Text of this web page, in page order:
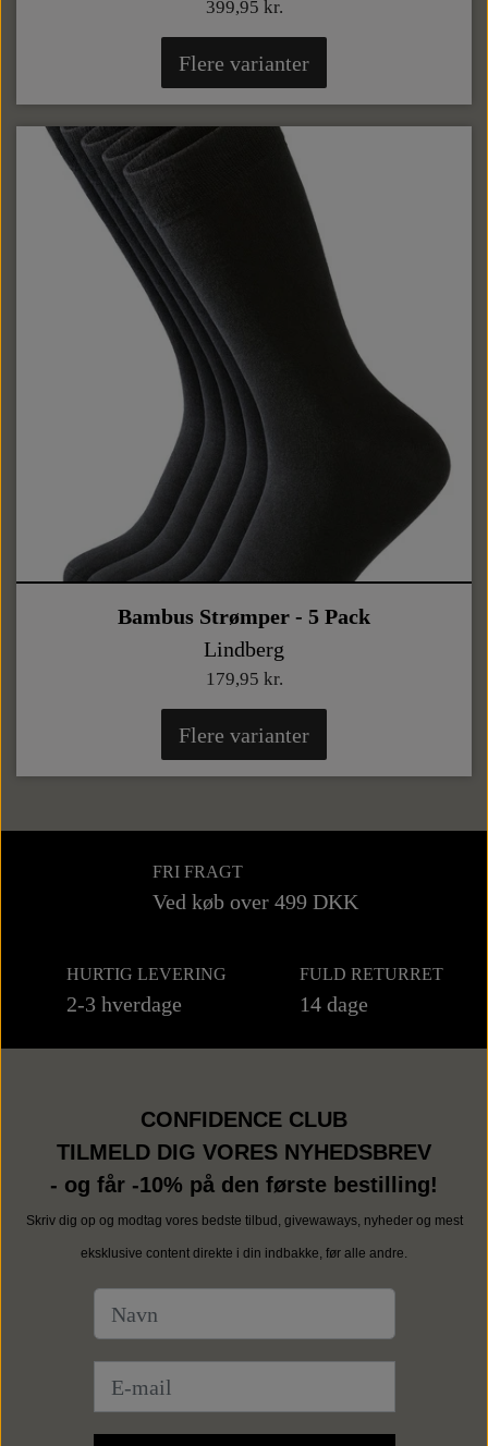
399,95 kr.
Flere varianter
Bambus Strømper - 5 Pack
Lindberg
179,95 kr.
Flere varianter
FRI FRAGT
Ved køb over 499 DKK
HURTIG LEVERING
2-3 hverdage
FULD RETURRET
14 dage
CONFIDENCE CLUB
TILMELD DIG VORES NYHEDSBREV
- og får -10% på den første bestilling!
Skriv dig op og modtag vores bedste tilbud, givewaways, nyheder og mest
eksklusive content direkte i din indbakke, før alle andre.